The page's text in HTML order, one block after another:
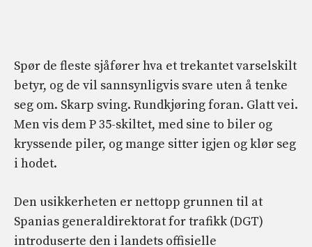
Spør de fleste sjåfører hva et trekantet varselskilt
betyr, og de vil sannsynligvis svare uten å tenke
seg om. Skarp sving. Rundkjøring foran. Glatt vei.
Men vis dem P 35-skiltet, med sine to biler og
kryssende piler, og mange sitter igjen og klør seg
i hodet.
Den usikkerheten er nettopp grunnen til at
Spanias generaldirektorat for trafikk (DGT)
introduserte den i landets offisielle